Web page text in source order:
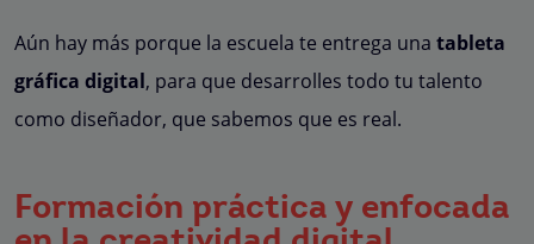
Aún hay más porque la escuela te entrega una tableta
gráfica digital, para que desarrolles todo tu talento
como diseñador, que sabemos que es real.
Formación práctica y enfocada